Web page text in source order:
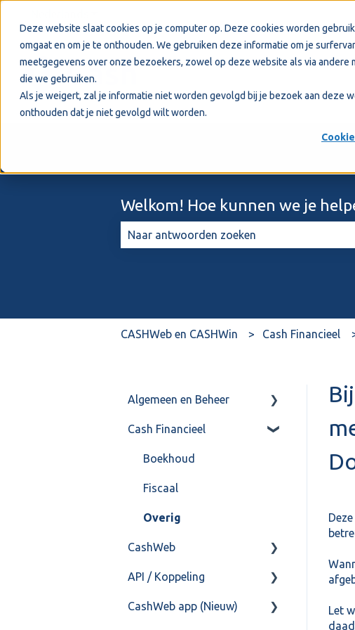
Deze website slaat cookies op je computer op. Deze cookies worden
omgaat en om je te onthouden. We gebruiken deze informatie om je
meetgegevens over onze bezoekers, zowel op deze website als via andere
die we gebruiken.
Als je weigert, zal je informatie niet worden gevolgd bij je bezoek aan deze
onthouden dat je niet gevolgd wilt worden.
Welkom! Hoe kunnen we je
CASHWeb en CASHWin Cash Financieel
Let
Algemeen en Beheer
Bank(koppeling)
Import/Export
Postbus
Training & Consultancy
Overig
Cash Financieel
Boekhoud
Fiscaal
Overig
CashWeb
CashHero Layout
Mailen vanuit CASHWeb
API / Koppeling
Algemeen
CashWeb app (Nieuw)